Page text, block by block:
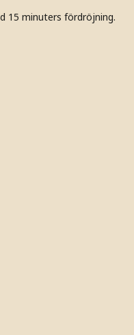
15 minuters fördröjning.